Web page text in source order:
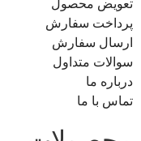
تعویض محصول
پرداخت سفارش
ارسال سفارش
سوالات متداول
درباره ما
تماس با ما